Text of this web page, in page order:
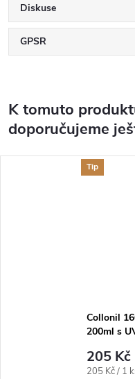
Diskuse
GPSR
K tomuto
doporučujeme
Tip
Collonil
200ml s
205 Kč
Měrná
205 Kč / 1